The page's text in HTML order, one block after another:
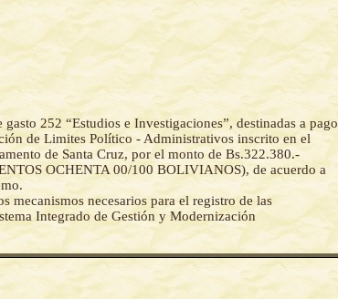
252 “Estudios e Investigaciones”, destinadas a pago
de Limites Político - Administrativos inscrito en el
de Santa Cruz, por el monto de Bs.322.380.-
OCHENTA 00/100 BOLIVIANOS), de acuerdo a
mecanismos necesarios para el registro de las
Integrado de Gestión y Modernización